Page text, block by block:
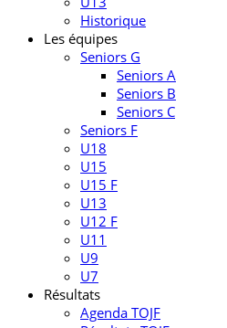
Historique
Les équipes
Seniors G
Seniors A
Seniors B
Seniors C
Seniors F
U18
U15
U15 F
U13
U12 F
U11
U9
U7
Résultats
Agenda TOJF